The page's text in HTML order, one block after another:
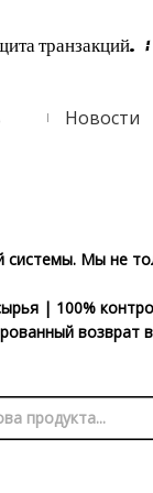
транзакций. :
Новости
Мы не
| 100%
возврат